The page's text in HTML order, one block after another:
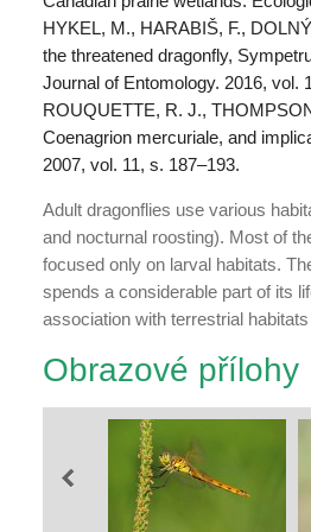
HYKEL, M., HARABIŠ, F.,
the threatened dragonfly,
Journal of Entomology. 2016, vol.
ROUQUETTE, R. J.,
Coenagrion mercuriale, and
2007, vol. 11, s. 187–193.
Adult dragonflies use various
and nocturnal roosting). Most of
focused only on larval ha­bitats.
spends a considerable part of its
associa­tion with terrestrial
Obrazové přílohy